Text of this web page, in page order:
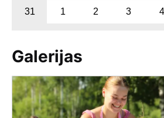
31 1 2 3 4
Galerijas